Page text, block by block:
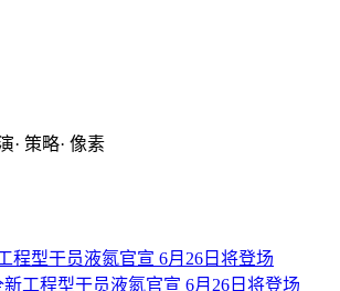
· 策略· 像素
工程型干员液氮官宣 6月26日将登场